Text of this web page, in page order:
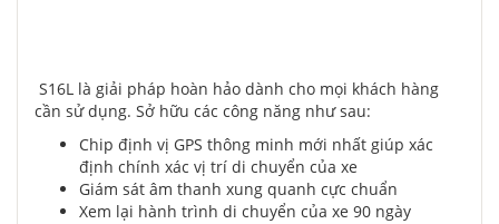
S16L là giải pháp hoàn hảo dành cho mọi khách hàng
cần sử dụng. Sở hữu các công năng như sau:
Chip định vị GPS thông minh mới nhất giúp xác
định chính xác vị trí di chuyển của xe
Giám sát âm thanh xung quanh cực chuẩn
Xem lại hành trình di chuyển của xe 90 ngày